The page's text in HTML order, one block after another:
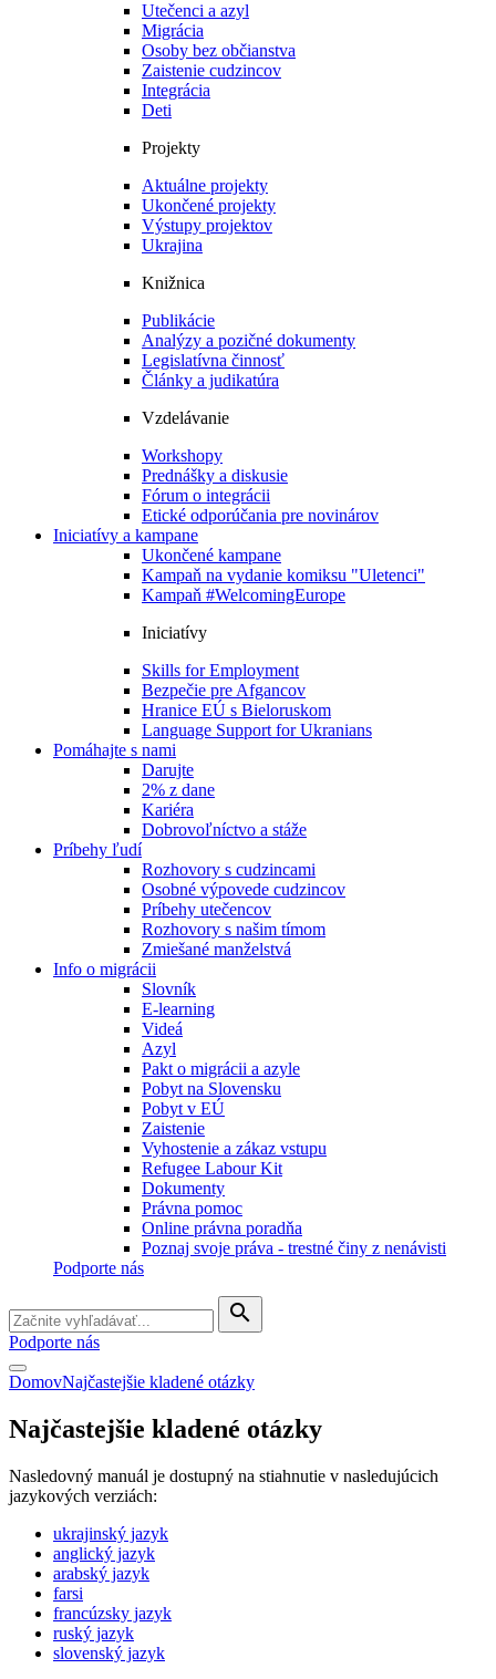
Utečenci a azyl
Migrácia
Osoby bez občianstva
Zaistenie cudzincov
Integrácia
Deti
Projekty
Aktuálne projekty
Ukončené projekty
Výstupy projektov
Ukrajina
Knižnica
Publikácie
Analýzy a pozičné dokumenty
Legislatívna činnosť
Články a judikatúra
Vzdelávanie
Workshopy
Prednášky a diskusie
Fórum o integrácii
Etické odporúčania pre novinárov
Iniciatívy a kampane
Ukončené kampane
Kampaň na vydanie komiksu "Uletenci"
Kampaň #WelcomingEurope
Iniciatívy
Skills for Employment
Bezpečie pre Afgancov
Hranice EÚ s Bieloruskom
Language Support for Ukranians
Pomáhajte s nami
Darujte
2% z dane
Kariéra
Dobrovoľníctvo a stáže
Príbehy ľudí
Rozhovory s cudzincami
Osobné výpovede cudzincov
Príbehy utečencov
Rozhovory s našim tímom
Zmiešané manželstvá
Info o migrácii
Slovník
E-learning
Videá
Azyl
Pakt o migrácii a azyle
Pobyt na Slovensku
Pobyt v EÚ
Zaistenie
Vyhostenie a zákaz vstupu
Refugee Labour Kit
Dokumenty
Právna pomoc
Online právna poradňa
Poznaj svoje práva - trestné činy z nenávisti
Podporte nás
search
Podporte nás
DomovNajčastejšie kladené otázky
Najčastejšie kladené otázky
Nasledovný manuál je dostupný na stiahnutie v nasledujúcich
jazykových verziách:
ukrajinský jazyk
anglický jazyk
arabský jazyk
farsi
francúzsky jazyk
ruský jazyk
slovenský jazyk